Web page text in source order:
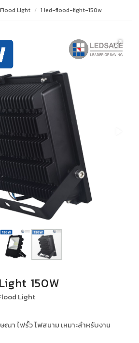
เกี่ยวกับเรา
ติดต่อเรา
Light 1 led-flood-light-150w
150W
Light
า ไฟรั้ว ไฟสนาม เหมาะสำหรับงาน